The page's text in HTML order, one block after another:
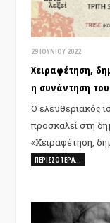
29 ΙΟΥΝΊΟΥ 2022
Χειραφέτηση,
η συνάντηση
Ο ελευθεριακός
προσκαλεί στη
«Χειραφέτηση,
ΠΕΡΙΣΣΌΤΕΡΑ…